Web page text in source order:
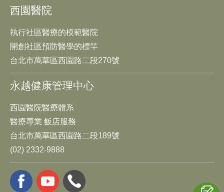
西園醫院
執行社區醫療的模範醫院
開創社區預防醫學的標竿
台北市萬華區西園路二段270號
永越健康管理中心
西園醫院醫療體系
醫療專業 飯店服務
台北市萬華區西園路二段189號
(02) 2332-9888